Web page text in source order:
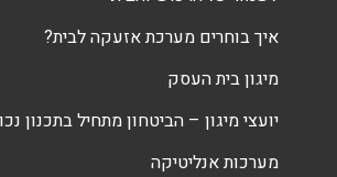
איך בוחרים מערכת אזעקה לבית?
מיגון בית העסק
יועצי מיגון – הביטחון מתחיל בתכנון
מערכות אנליטיקה